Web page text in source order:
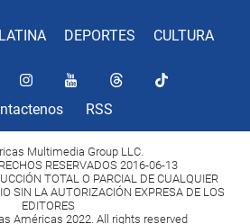
DEPORTES CULTURA
RSS
Multimedia Group LLC.
RESERVADOS 2016-06-13
TOTAL O PARCIAL DE CUALQUIER
SIN LA AUTORIZACIÓN EXPRESA DE LOS
EDITORES
Américas 2022. All rights reserved